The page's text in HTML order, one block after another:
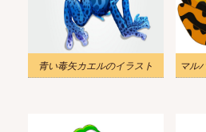
青い毒矢カエルのイラスト